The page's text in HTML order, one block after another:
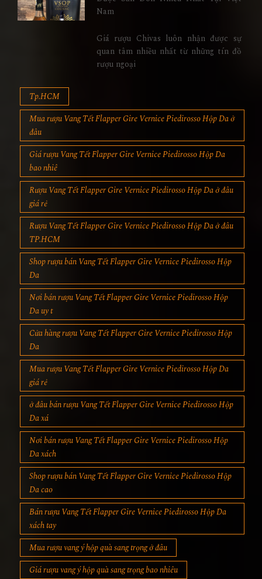
Nam
Giá rượu Chivas luôn nhận được sự
quan tâm nhiều nhất từ những tín đồ
rượu ngoại
Tp.HCM
Mua rượu Vang Tết Flapper Gire Vernice Piedirosso Hộp Da ở
đâu
Giá rượu Vang Tết Flapper Gire Vernice Piedirosso Hộp Da
bao nhiê
Rượu Vang Tết Flapper Gire Vernice Piedirosso Hộp Da ở đâu
giá rẻ
Rượu Vang Tết Flapper Gire Vernice Piedirosso Hộp Da ở đâu
TP.HCM
Shop rượu bán Vang Tết Flapper Gire Vernice Piedirosso Hộp
Da
Nơi bán rượu Vang Tết Flapper Gire Vernice Piedirosso Hộp
Da uy t
Cửa hàng rượu Vang Tết Flapper Gire Vernice Piedirosso Hộp
Da
Mua rượu Vang Tết Flapper Gire Vernice Piedirosso Hộp Da
giá rẻ
ở đâu bán rượu Vang Tết Flapper Gire Vernice Piedirosso Hộp
Da xá
Nơi bán rượu Vang Tết Flapper Gire Vernice Piedirosso Hộp
Da xách
Shop rượu bán Vang Tết Flapper Gire Vernice Piedirosso Hộp
Da cao
Bán rượu Vang Tết Flapper Gire Vernice Piedirosso Hộp Da
xách tay
Mua rượu vang ý hộp quà sang trọng ở đâu
Giá rượu vang ý hộp quà sang trọng bao nhiêu